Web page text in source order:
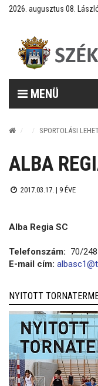
2026. augusztus 08.
MENÜ
SPORTOLÁSI
ALBA
2017.03.17. | 9 ÉVE
Alba Regia SC
Telefonszám: 70/
E-mail cím:
NYITOTT